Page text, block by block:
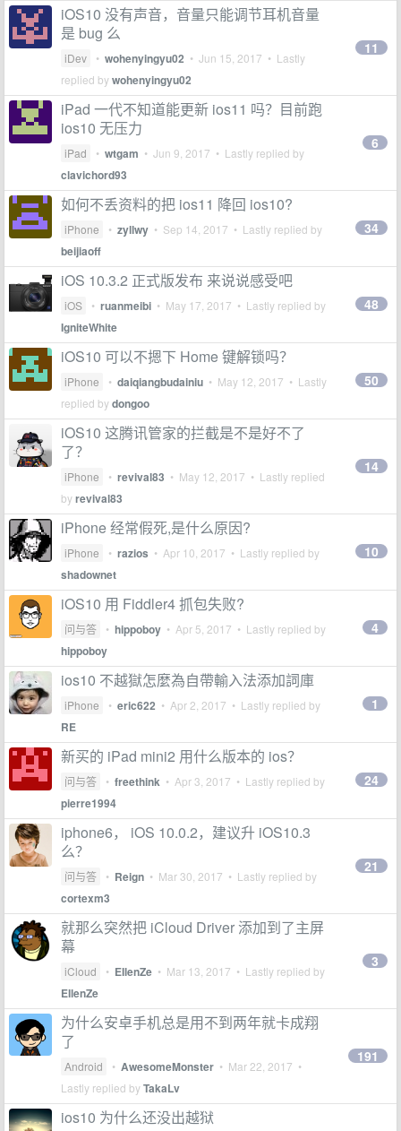
iOS10 没有声音，音量只能调节耳机音量
是 bug 么
iDev • wohenyingyu02 • Jun 15, 2017 • Lastly
replied bywohenyingyu02
11
iPad 一代不知道能更新 ios11 吗？目前跑
ios10 无压力
iPad • wtgam • Jun 9, 2017 • Lastly replied by
clavichord93
6
如何不丢资料的把 ios11 降回 ios10?
iPhone • zyllwy • Sep 14, 2017 • Lastly replied by
beijiaoff
34
iOS 10.3.2 正式版发布 来说说感受吧
iOS • ruanmeibi • May 17, 2017 • Lastly replied by
IgniteWhite
48
iOS10 可以不摁下 Home 键解锁吗？
iPhone • daiqiangbudainiu • May 12, 2017 • Lastly
replied bydongoo
50
iOS10 这腾讯管家的拦截是不是好不了
了？
iPhone • revival83 • May 12, 2017 • Lastly replied
byrevival83
14
iPhone 经常假死,是什么原因?
iPhone • razios • Apr 10, 2017 • Lastly replied by
shadownet
10
iOS10 用 Fiddler4 抓包失败?
问与答 • hippoboy • Apr 5, 2017 • Lastly replied by
hippoboy
4
ios10 不越獄怎麼為自帶輸入法添加詞庫
iPhone • eric622 • Apr 2, 2017 • Lastly replied by
RE
1
新买的 iPad mini2 用什么版本的 ios？
问与答 • freethink • Apr 3, 2017 • Lastly replied by
pierre1994
24
iphone6， iOS 10.0.2，建议升 iOS10.3
么？
问与答 • Reign • Mar 30, 2017 • Lastly replied by
cortexm3
21
就那么突然把 iCloud Driver 添加到了主屏
幕
iCloud • EIlenZe • Mar 13, 2017 • Lastly replied by
EIlenZe
3
为什么安卓手机总是用不到两年就卡成翔
了
Android • AwesomeMonster • Mar 22, 2017 •
Lastly replied byTakaLv
191
ios10 为什么还没出越狱